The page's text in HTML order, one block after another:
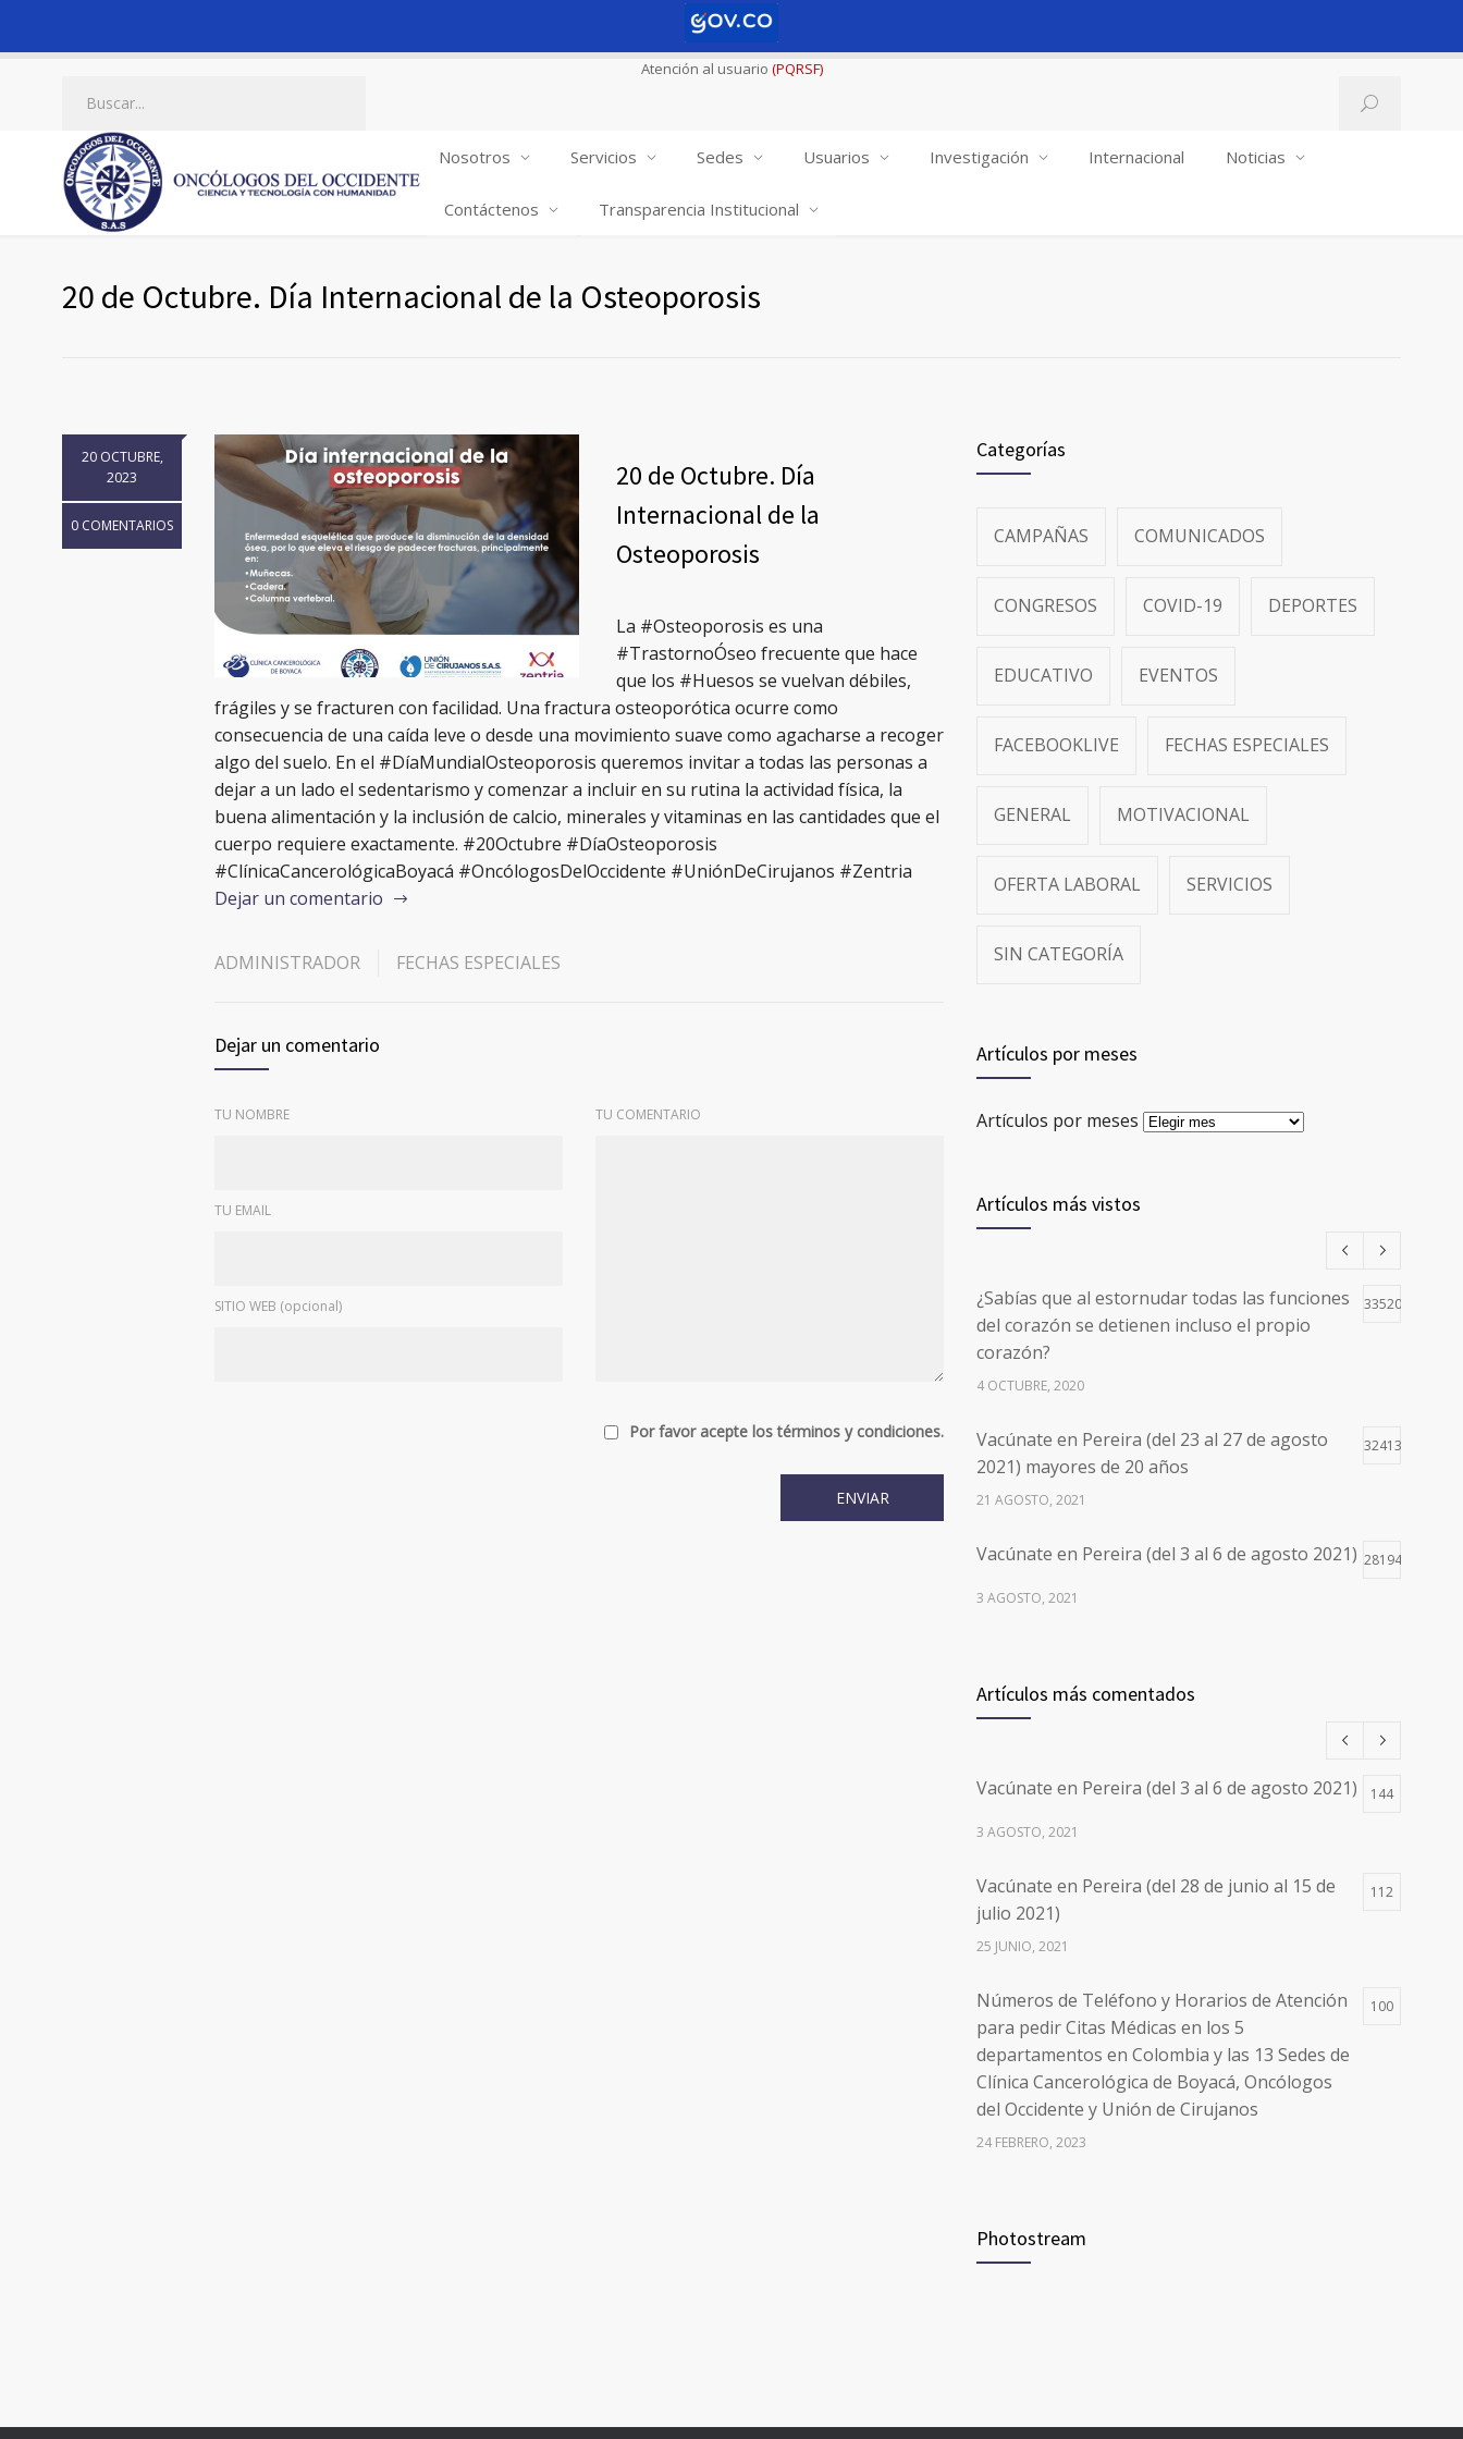
Atención al usuario (PQRSF)
Nosotros Servicios Sedes Usuarios Investigación Internacional Noticias
Contáctenos Transparencia Institucional
20 de Octubre. Día Internacional de la Osteoporosis
20 OCTUBRE,
2023
0 COMENTARIOS
20 de Octubre. Día
Internacional de la
Osteoporosis
La #Osteoporosis es una
#TrastornoÓseo frecuente que hace
que los #Huesos se vuelvan débiles,
frágiles y se fracturen con facilidad. Una fractura osteoporótica ocurre como
consecuencia de una caída leve o desde una movimiento suave como agacharse a recoger
algo del suelo. En el #DíaMundialOsteoporosis queremos invitar a todas las personas a
dejar a un lado el sedentarismo y comenzar a incluir en su rutina la actividad física, la
buena alimentación y la inclusión de calcio, minerales y vitaminas en las cantidades que el
cuerpo requiere exactamente. #20Octubre #DíaOsteoporosis
#ClínicaCancerológicaBoyacá #OncólogosDelOccidente #UniónDeCirujanos #Zentria
Dejar un comentario
ADMINISTRADOR FECHAS ESPECIALES
Dejar un comentario
TU NOMBRE
TU EMAIL
SITIO WEB (opcional)
TU COMENTARIO
Por favor acepte los términos y condiciones.
Categorías
CAMPAÑAS COMUNICADOS
CONGRESOS COVID-19 DEPORTES
EDUCATIVO EVENTOS
FACEBOOKLIVE FECHAS ESPECIALES
GENERAL MOTIVACIONAL
OFERTA LABORAL SERVICIOS
SIN CATEGORÍA
Artículos por meses
Artículos por meses
Artículos más vistos
¿Sabías que al estornudar todas las funciones
del corazón se detienen incluso el propio
corazón?
33520
4 OCTUBRE, 2020
Vacúnate en Pereira (del 23 al 27 de agosto
2021) mayores de 20 años
32413
21 AGOSTO, 2021
Vacúnate en Pereira (del 3 al 6 de agosto 2021) 28194
3 AGOSTO, 2021
2021) mayores de 20 años
para pedir Citas Médicas en los 5
del Occidente y Unión de Cirujanos
24 FEBRERO, 2023
Artículos más comentados
Vacúnate en Pereira (del 3 al 6 de agosto 2021) 144
3 AGOSTO, 2021
Vacúnate en Pereira (del 28 de junio al 15 de
julio 2021)
112
25 JUNIO, 2021
Números de Teléfono y Horarios de Atención
para pedir Citas Médicas en los 5
departamentos en Colombia y las 13 Sedes de
Clínica Cancerológica de Boyacá, Oncólogos
del Occidente y Unión de Cirujanos
100
24 FEBRERO, 2023
3 JUNIO, 2021
Photostream